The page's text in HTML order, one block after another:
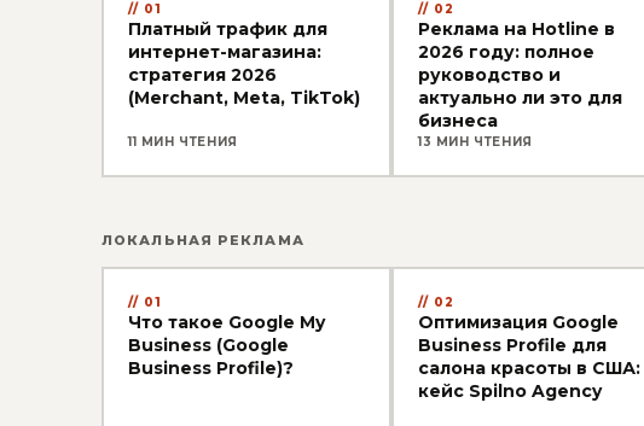
01
Платный трафик для
интернет-магазина:
стратегия 2026
(Merchant, Meta, TikTok)
11 МИН ЧТЕНИЯ
02
Реклама на Hotline в
2026 году: полное
руководство и
актуально ли это для
бизнеса
13 МИН ЧТЕНИЯ
ЛОКАЛЬНАЯ РЕКЛАМА
01
Что такое Google My
Business (Google
Business Profile)?
02
Оптимизация Google
Business Profile для
салона красоты в США:
кейс Spilno Agency